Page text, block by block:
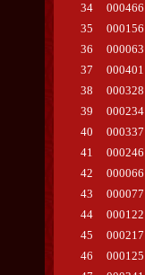
34
000466
35
000156
36
000063
37
000401
38
000328
39
000234
40
000337
41
000246
42
000066
43
000077
44
000122
45
000217
46
000125